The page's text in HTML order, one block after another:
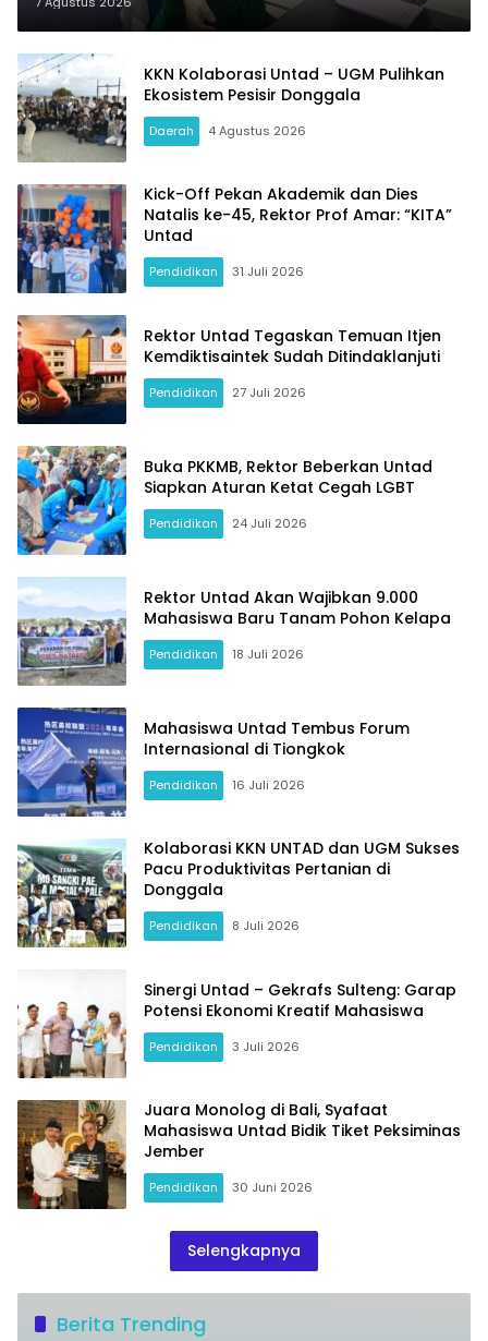
KKN Kolaborasi Untad – UGM Pulihkan
Ekosistem Pesisir Donggala
Daerah 4 Agustus 2026
Kick-Off Pekan Akademik dan Dies
Natalis ke-45, Rektor Prof Amar: “KITA”
Untad
Pendidikan 31 Juli 2026
Rektor Untad Tegaskan Temuan Itjen
Kemdiktisaintek Sudah Ditindaklanjuti
Pendidikan 27 Juli 2026
Buka PKKMB, Rektor Beberkan Untad
Siapkan Aturan Ketat Cegah LGBT
Pendidikan 24 Juli 2026
Rektor Untad Akan Wajibkan 9.000
Mahasiswa Baru Tanam Pohon Kelapa
Pendidikan 18 Juli 2026
Mahasiswa Untad Tembus Forum
Internasional di Tiongkok
Pendidikan 16 Juli 2026
Kolaborasi KKN UNTAD dan UGM Sukses
Pacu Produktivitas Pertanian di
Donggala
Pendidikan 8 Juli 2026
Sinergi Untad – Gekrafs Sulteng: Garap
Potensi Ekonomi Kreatif Mahasiswa
Pendidikan 3 Juli 2026
Juara Monolog di Bali, Syafaat
Mahasiswa Untad Bidik Tiket Peksiminas
Jember
Pendidikan 30 Juni 2026
Selengkapnya
Berita Trending